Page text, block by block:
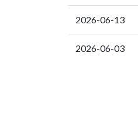
2026-06-13
2026-06-03